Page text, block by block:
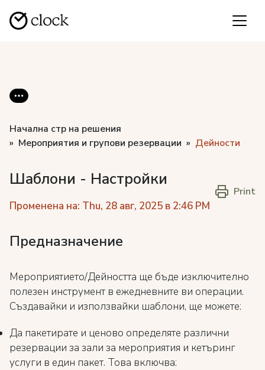
Начална стр на решения
Мероприятия и групови резервации
Дейности
Шаблони - Настройки
Променена на: Thu, 28 авг, 2025 в 2:46 PM
Print
Предназначение
Мероприятието/Дейността ще бъде изключително
полезен инструмент в ежедневните ви операции.
Създавайки и използвайки шаблони, ще можете:
Да пакетирате и ценово определяте различни
резервации за зали за мероприятия и кетъринг
услуги в един пакет. Това включва: